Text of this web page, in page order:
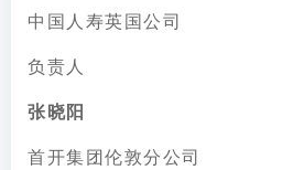
中国人寿英国公司
负责人
张晓阳
首开集团伦敦分公司